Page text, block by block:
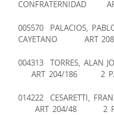
005570 PALACIOS,
CAYETANO ART
004313 TORRES,
ART 204/186 2
014222 CESARETTI,
ART 204/48 2